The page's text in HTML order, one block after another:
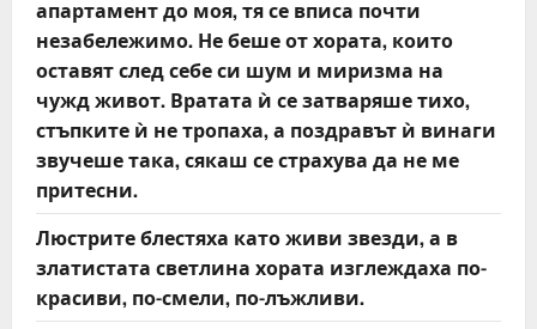
апартамент до моя, тя се вписа почти
незабележимо. Не беше от хората, които
оставят след себе си шум и миризма на
чужд живот. Вратата ѝ се затваряше тихо,
стъпките ѝ не тропаха, а поздравът ѝ винаги
звучеше така, сякаш се страхува да не ме
притесни.
Люстрите блестяха като живи звезди, а в
златистата светлина хората изглеждаха по-
красиви, по-смели, по-лъжливи.